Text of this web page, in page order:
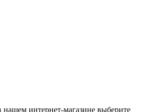
нашем интернет-магазине выберите